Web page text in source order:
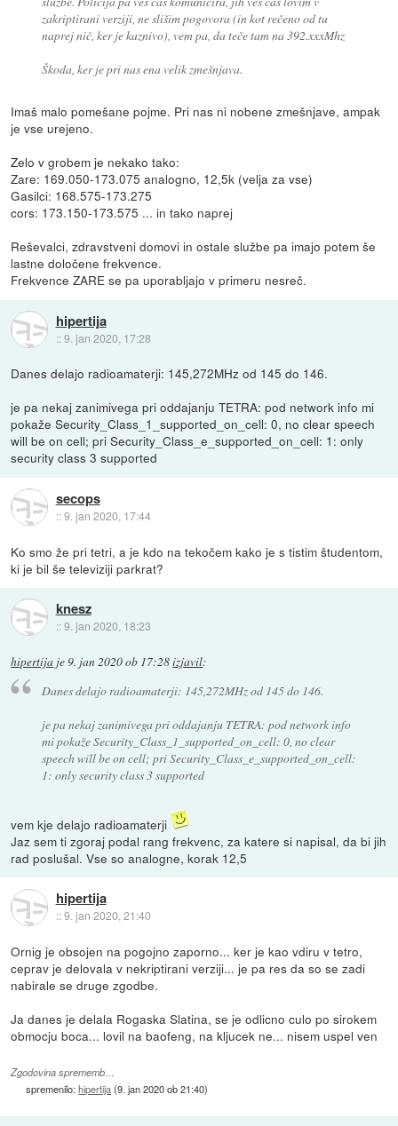
zakriptirani verziji, ne slišim pogovora (in kot rečeno od tu
naprej nič, ker je kaznivo), vem pa, da teče tam na 392.xxxMhz
Škoda, ker je pri nas ena velik zmešnjava.
Imaš malo pomešane pojme. Pri nas ni nobene zmešnjave, ampak
je vse urejeno.
Zelo v grobem je nekako tako:
Zare: 169.050-173.075 analogno, 12,5k (velja za vse)
Gasilci: 168.575-173.275
cors: 173.150-173.575 ... in tako naprej
Reševalci, zdravstveni domovi in ostale službe pa imajo potem še
lastne določene frekvence.
Frekvence ZARE se pa uporabljajo v primeru nesreč.
hipertija
::9. jan 2020, 17:28
Danes delajo radioamaterji: 145,272MHz od 145 do 146.
je pa nekaj zanimivega pri oddajanju TETRA: pod network info mi
pokaže Security_Class_1_supported_on_cell: 0, no clear speech
will be on cell; pri Security_Class_e_supported_on_cell: 1: only
security class 3 supported
secops
::9. jan 2020, 17:44
Ko smo že pri tetri, a je kdo na tekočem kako je s tistim študentom,
ki je bil še televiziji parkrat?
knesz
::9. jan 2020, 18:23
hipertija je 9. jan 2020 ob 17:28izjavil:
Danes delajo radioamaterji: 145,272MHz od 145 do 146.
je pa nekaj zanimivega pri oddajanju TETRA: pod network info
mi pokaže Security_Class_1_supported_on_cell: 0, no clear
speech will be on cell; pri Security_Class_e_supported_on_cell:
1: only security class 3 supported
vem kje delajo radioamaterji
Jaz sem ti zgoraj podal rang frekvenc, za katere si napisal, da bi jih
rad poslušal. Vse so analogne, korak 12,5
hipertija
::9. jan 2020, 21:40
Ornig je obsojen na pogojno zaporno... ker je kao vdiru v tetro,
ceprav je delovala v nekriptirani verziji... je pa res da so se zadi
nabirale se druge zgodbe.
Ja danes je delala Rogaska Slatina, se je odlicno culo po sirokem
obmocju boca... lovil na baofeng, na kljucek ne... nisem uspel ven
Zgodovina sprememb…
spremenilo:hipertija(9. jan 2020 ob 21:40)